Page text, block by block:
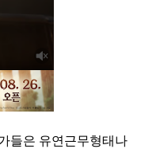
들은 유연근무형태나